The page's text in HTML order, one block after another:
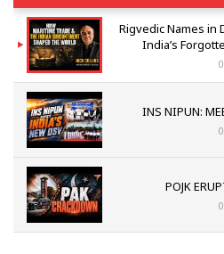
Rigvedic Names in
India’s
INS NIPUN:
POJK